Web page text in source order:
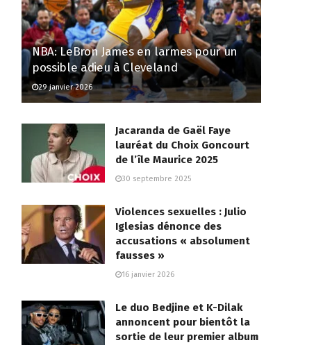
NBA: LeBron James en larmes pour un
possible adieu à Cleveland
29 janvier 2026
Jacaranda de Gaël Faye
lauréat du Choix Goncourt
de l’île Maurice 2025
30 septembre 2025
Violences sexuelles : Julio
Iglesias dénonce des
accusations « absolument
fausses »
16 janvier 2026
Le duo Bedjine et K-Dilak
annoncent pour bientôt la
sortie de leur premier album